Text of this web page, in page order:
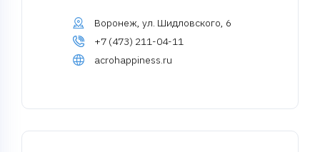
Воронеж, ул. Шидловского, 6
+7 (473) 211-04-11
acrohappiness.ru